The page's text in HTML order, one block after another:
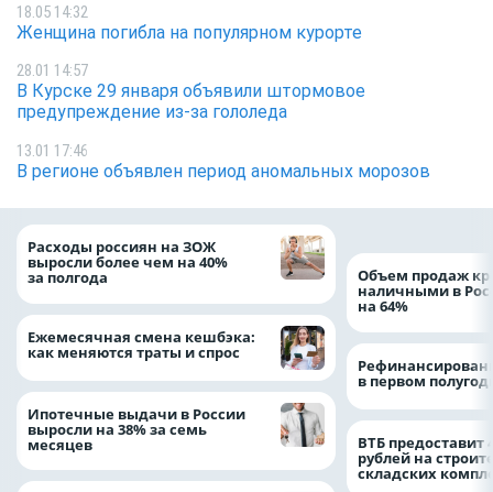
18.05 14:32
Женщина погибла на популярном курорте
28.01 14:57
В Курске 29 января объявили штормовое
предупреждение из-за гололеда
13.01 17:46
В регионе объявлен период аномальных морозов
Расходы россиян на ЗОЖ
выросли более чем на 40%
за полгода
Ежемесячная смена кешбэка:
как меняются траты и спрос
Ипотечные выдачи в России
выросли на 38% за семь
месяцев
Объем продаж
наличными в
на 64%
в первом
ВТБ предоставит
рублей на
складских